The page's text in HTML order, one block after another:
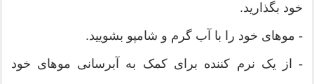
خود بگذارید.
- موهای خود را با آب گرم و شامپو بشویید.
- از یک نرم کننده برای کمک به آبرسانی موهای خود